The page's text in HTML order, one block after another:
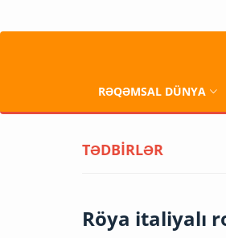
RƏQƏMSAL DÜNYA
TƏDBİRLƏR
Röya italiyalı